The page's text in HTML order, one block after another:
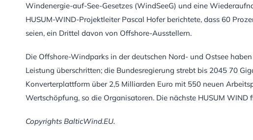
Windenergie-auf-See-Gesetzes (WindSeeG) und eine
HUSUM-WIND-Projektleiter Pascal Hofer berichtete, dass 60
seien, ein Drittel davon von Offshore-Ausstellern.
Die Offshore-Windparks in der deutschen Nord- und Ostsee
Leistung überschritten; die Bundesregierung strebt bis 2045 70
Konverterplattform über 2,5 Milliarden Euro mit 550 neuen
Wertschöpfung, so die Organisatoren. Die nächste HUSUM
Copyrights BalticWind.EU.